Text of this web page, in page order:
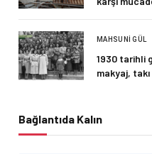
MAHSUNI GÜL
1930 tarihli
makyaj,
Bağlantıda Kalın